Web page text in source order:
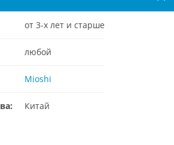
от 3-х лет и старше
любой
Mioshi
Китай